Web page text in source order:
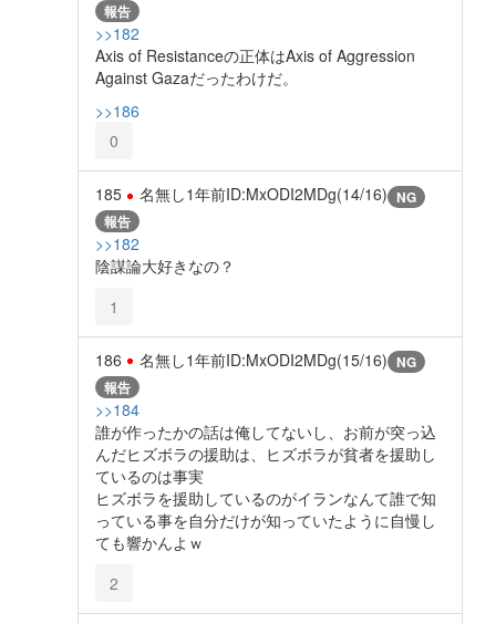
報告
>>182
Axis of Resistanceの正体はAxis of Aggression
Against Gazaだったわけだ。
>>186
0
185 名無し1年前ID:MxODI2MDg(14/16) NG
報告
>>182
陰謀論大好きなの？
1
186 名無し1年前ID:MxODI2MDg(15/16) NG
報告
>>184
誰が作ったかの話は俺してないし、お前が突っ込
んだヒズボラの援助は、ヒズボラが貧者を援助し
ているのは事実
ヒズボラを援助しているのがイランなんて誰で知
っている事を自分だけが知っていたように自慢し
ても響かんよｗ
2